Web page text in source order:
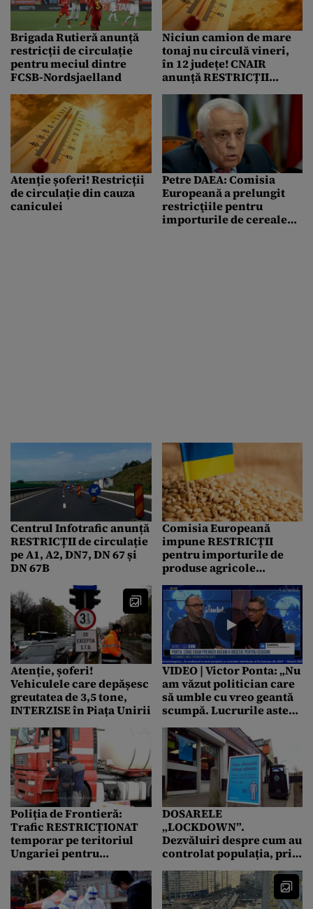
Brigada Rutieră anunță
restricții de circulație
pentru meciul dintre
FCSB-Nordsjaelland
Niciun camion de mare
tonaj nu circulă vineri,
în 12 județe! CNAIR
anunță RESTRICȚII
caniculei
Atenție șoferi! Restricții
de circulație din cauza
caniculei
Petre DAEA: Comisia
Europeană a prelungit
restricţiile pentru
importurile de cereale
Centrul Infotrafic anunță
RESTRICȚII de circulație
pe A1, A2, DN7, DN 67 și
DN 67B
Comisia Europeană
impune RESTRICȚII
pentru importurile de
produse agricole
vizează și România
Atenție, șoferi!
Vehiculele care depășesc
greutatea de 3,5 tone,
INTERZISE în Piața Unirii
VIDEO | Victor Ponta: „Nu
am văzut politician care
să umble cu vreo geantă
scumpă. Lucrurile astea
evenimente publice”
Poliția de Frontieră:
Trafic RESTRICȚIONAT
temporar pe teritoriul
Ungariei pentru
este declarată zi
națională și nu se
lucrează
DOSARELE
„LOCKDOWN”.
Dezvăluiri despre cum au
controlat populația, prin
autoritățile din Marea
Britanie / „Când le dăm o
nouă variantă Covid?”